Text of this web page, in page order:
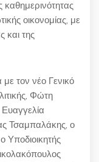
οικονομίας, με
και της
τον νέο Γενικό
Φώτη
Τσαμπαλάκης, ο
Υποδιοικητής